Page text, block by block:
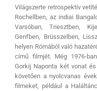
Világszerte retrospektív
Rochellben, az indiai
Varsóban, Triesztben,
Genfben, Brüsszelben,
helyen Rómából való
című filmjét. Még 1976-
Gorkij Naponta két vonat
követően a nyolcvanas
filmeket, például a